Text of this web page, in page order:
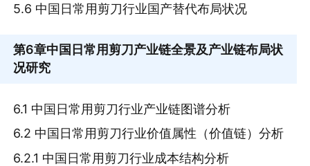
5.6 中国日常用剪刀行业国产替代布局状况
第6章中国日常用剪刀产业链全景及产业链布局状
况研究
6.1 中国日常用剪刀行业产业链图谱分析
6.2 中国日常用剪刀行业价值属性（价值链）分析
6.2.1 中国日常用剪刀行业成本结构分析